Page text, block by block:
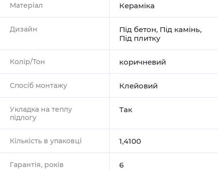
Матеріал Кераміка
Дизайн Під бетон, Під камінь,
Під плитку
Колір/Тон коричневий
Спосіб монтажу Клейовий
Укладка на теплу
підлогу
Так
Кількість в упаковці 1,4100
Гарантія, років 6